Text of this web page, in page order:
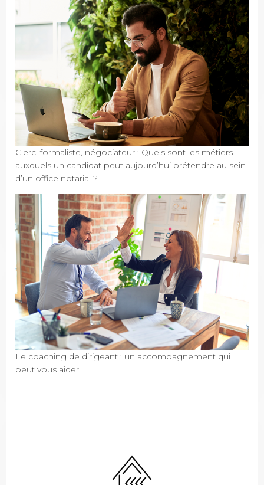
Clerc, formaliste, négociateur : Quels sont les métiers
auxquels un candidat peut aujourd’hui prétendre au sein
d’un office notarial ?
Le coaching de dirigeant : un accompagnement qui
peut vous aider